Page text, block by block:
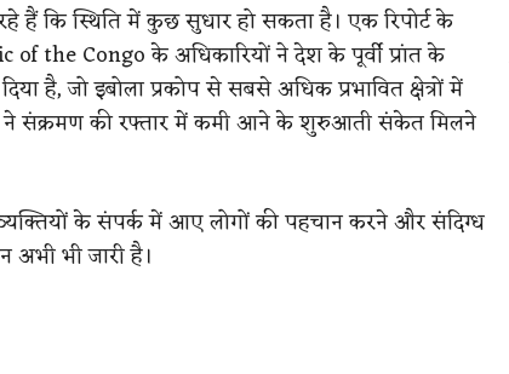
हैं कि स्थिति में कुछ सुधार हो सकता है। एक रिपोर्ट के
the Congo के अधिकारियों ने देश के पूर्वी प्रांत के
है, जो इबोला प्रकोप से सबसे अधिक प्रभावित क्षेत्रों में
ने संक्रमण की रफ्तार में कमी आने के शुरुआती संकेत मिलने
के संपर्क में आए लोगों की पहचान करने और संदिग्ध
भी जारी है।